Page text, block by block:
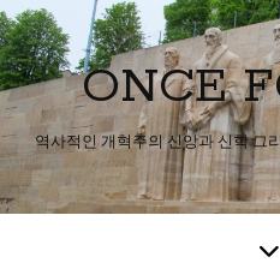
ONCE
역사적인 개혁주의 신앙과 신학 그